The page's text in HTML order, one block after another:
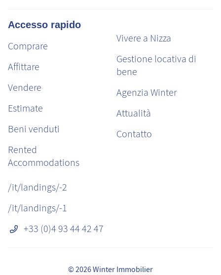
Accesso rapido
Comprare
Affittare
Vendere
Estimate
Beni venduti
Rented
Accommodations
Vivere a Nizza
Gestione locativa di
bene
Agenzia Winter
Attualità
Contatto
/it/landings/-2
/it/landings/-1
+33 (0)4 93 44 42 47
© 2026 Winter Immobilier